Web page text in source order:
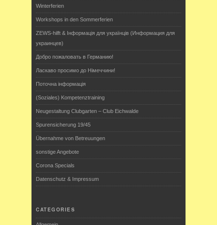
Winterferien
Workshops in den Sommerferien
ZEWS-hilft & Інформація для українців (Информация для
украинцев)
Добро пожаловать в Германию!
Ласкаво просимо до Німеччини!
Поточна інформація
(Soziales) Kompetenztraining
Neugestaltung Clubgarten – Club Eichwalde
Spurensicherung 19/45
Übernahme von Betreuungen
sonstige Angebote
Corona Specials
Datenschutz & Impressum
CATEGORIES